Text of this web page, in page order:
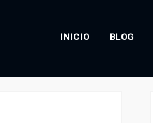
INICIO BLOG